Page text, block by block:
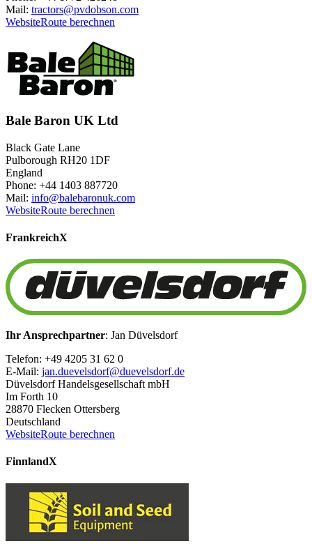
Mail: tractors@pvdobson.com
WebsiteRoute berechnen
Bale Baron UK Ltd
Black Gate Lane
Pulborough RH20 1DF
England
Phone: +44 1403 887720
Mail: info@balebaronuk.com
WebsiteRoute berechnen
FrankreichX
Ihr Ansprechpartner: Jan Düvelsdorf
Telefon: +49 4205 31 62 0
E-Mail: jan.duevelsdorf@duevelsdorf.de
Düvelsdorf Handelsgesellschaft mbH
Im Forth 10
28870 Flecken Ottersberg
Deutschland
WebsiteRoute berechnen
FinnlandX